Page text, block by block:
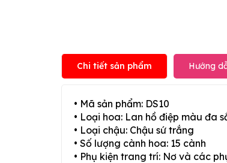
Chi tiết sản phẩm Hướng
• Mã sản phẩm: DS10
• Loại hoa: Lan hồ điệp màu đa
• Loại chậu: Chậu sứ trắng
• Số lượng cành hoa: 15 cành
• Phụ kiện trang trí: Nơ và các